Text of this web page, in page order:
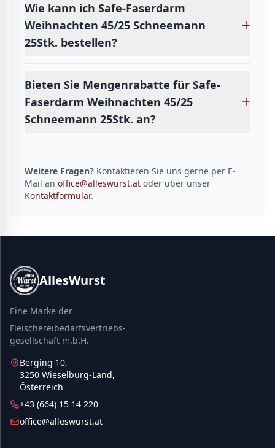
Wie kann ich Safe-Faserdarm
Weihnachten 45/25 Schneemann
25Stk. bestellen?
+
Bieten Sie Mengenrabatte für Safe-
Faserdarm Weihnachten 45/25
Schneemann 25Stk. an?
+
Weitere Fragen? Kontaktieren Sie uns gerne per E-
Mail an office@alleswurst.at oder über unser
Kontaktformular.
AllesWurst
Eine Marke der
Fleischereibedarfsvertriebs-
gesellschaft m.b.H.
Berging 10,
3250 Wieselburg-Land,
Österreich
+43 (664) 15 14 220
office@alleswurst.at